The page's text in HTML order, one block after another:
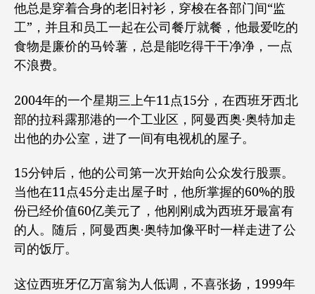
他总是穿着合身的老旧衬衫，穿梭在各部门间“监
工”，并且和员工一起在公司餐厅就餐，他最爱吃的
食物是廉价的马铃薯，总是能吃得干干净净，一点
不浪费。
2004年的一个星期三上午11点15分，在西班牙西北
部的拉科露那港的一个工业区，阿曼西奥·奥特加走
出他的办公室，进了一间有电视机的屋子。
15分钟后，他的公司第一次开始向公众发行股票。
当他在11点45分走出屋子时，他所掌握的60%的股
份已经价值60亿美元了，他刚刚成为西班牙最富有
的人。随后，阿曼西奥·奥特加像平时一样走进了公
司的饭厅。
这位西班牙亿万富翁为人低调，不喜张扬，1999年